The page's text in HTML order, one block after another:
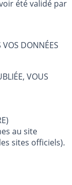
été validé par
DONNÉES
VOUS
au site
sites officiels).